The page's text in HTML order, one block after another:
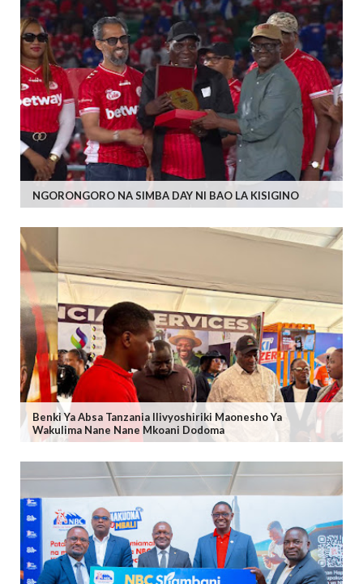
NGORONGORO NA SIMBA DAY NI BAO LA KISIGINO
Benki Ya Absa Tanzania Ilivyoshiriki Maonesho Ya
Wakulima Nane Nane Mkoani Dodoma